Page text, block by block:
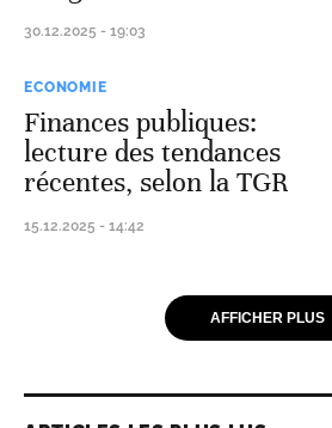
30.12.2025 - 19:03
ECONOMIE
Finances publiques:
lecture des tendances
récentes, selon la TGR
15.12.2025 - 14:42
AFFICHER PLUS